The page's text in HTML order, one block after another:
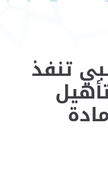
تنفذ